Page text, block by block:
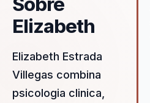
Elizabeth
Elizabeth Estrada
Villegas combina
psicologia clinica,